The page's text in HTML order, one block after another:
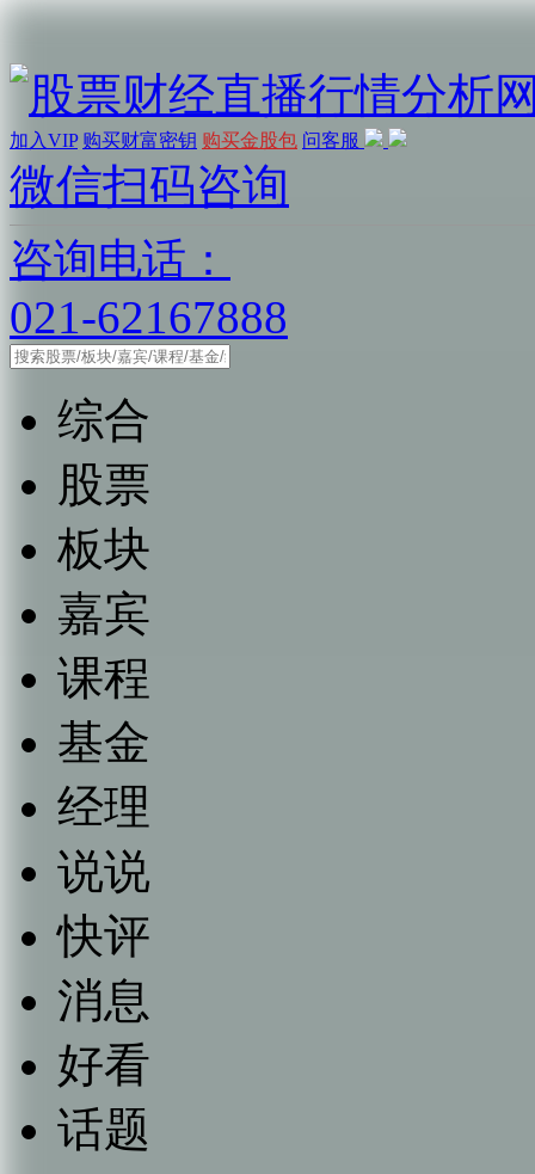
加入VIP 购买财富密钥 购买金股包 问客服
微信扫码咨询
咨询电话：
021-62167888
综合
股票
板块
嘉宾
课程
基金
经理
说说
快评
消息
好看
话题